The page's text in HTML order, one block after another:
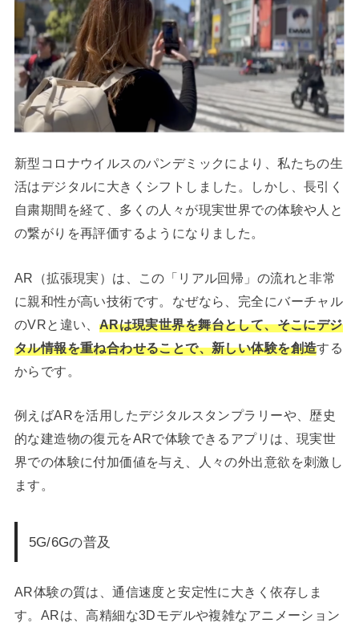
新型コロナウイルスのパンデミックにより、私たちの生
活はデジタルに大きくシフトしました。しかし、長引く
自粛期間を経て、多くの人々が現実世界での体験や人と
の繋がりを再評価するようになりました。
AR（拡張現実）は、この「リアル回帰」の流れと非常
に親和性が高い技術です。なぜなら、完全にバーチャル
のVRと違い、 ARは現実世界を舞台として、そこにデジ
タル情報を重ね合わせることで、新しい体験を創造する
からです。
例えばARを活用したデジタルスタンプラリーや、歴史
的な建造物の復元をARで体験できるアプリは、現実世
界での体験に付加価値を与え、人々の外出意欲を刺激し
ます。
5G/6Gの普及
AR体験の質は、通信速度と安定性に大きく依存しま
す。ARは、高精細な3Dモデルや複雑なアニメーション